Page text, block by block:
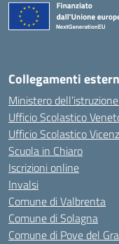
Collegamenti
Ministero
Ufficio Scolastico
Ufficio Scolastico
Scuola in Chiaro
Iscrizioni online
Invalsi
Comune di Valbrenta
Comune di Solagna
Comune di Pove del